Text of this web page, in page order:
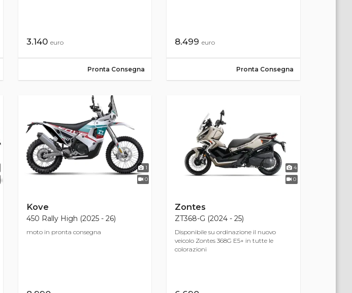
3.140 euro
Pronta Consegna
8.499euro
Pronta Consegna
1
0
Kove
450 Rally High (2025 - 26)
moto in pronta consegna
4
0
Zontes
ZT368-G (2024 - 25)
Disponibile su ordinazione il nuovo
veicolo Zontes 368G E5+ in tutte le
colorazioni